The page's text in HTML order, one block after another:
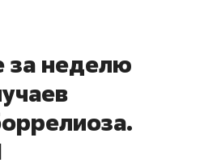
за неделю